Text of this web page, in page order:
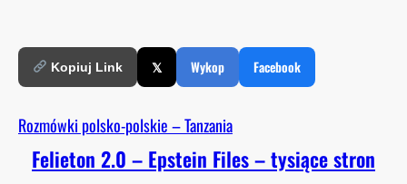
Kopiuj Link 𝕏 Wykop Facebook
Rozmówki polsko-polskie – Tanzania
Felieton 2.0 – Epstein Files – tysiące stron